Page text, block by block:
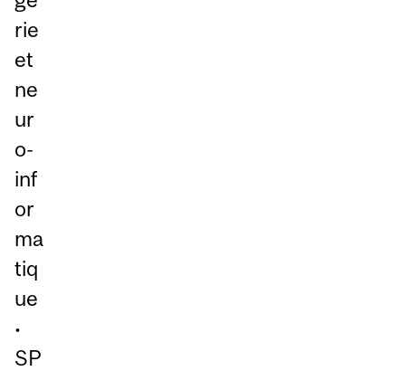
rie
et
ne
ur
o-
inf
or
ma
tiq
ue
•
SP